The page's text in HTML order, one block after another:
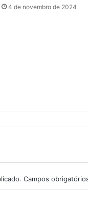
4 de novembro de 2024
Campos